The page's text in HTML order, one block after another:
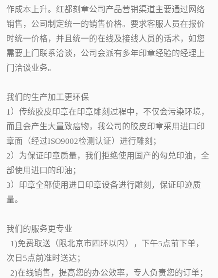
作成本上升。红都刻章公司产品营销渠道主要通过网络
销售，公司制定统一的销售价格。要求客服人员在报价
时统一价格，并且统一的在线及接线人员的话术，如您
需要上门联系洽谈，公司会派有多年印章经验的经理上
门洽谈业务。
我们的生产加工更环保
1）传统胶皮印章在印章雕刻过程中，不仅会污染环境，
而且会产生大量致癌物，我公司的胶皮印章采用进口印
章面（经过ISO9002检测认证）进行雕刻；
2）为保证印章质量，我们拒绝使用国产的勾兑印油，全
部使用进口的印油；
3）印章全部使用进口印章设备进行雕刻，保证印迹质
量。
我们的服务更专业
1)免费取送（限北京市四环以内），下午5点前下单，
次日5点前准时送达；
2)在线销售，提高您的办公效率，专人负责您的订单；